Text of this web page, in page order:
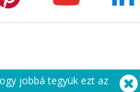
jobbá tegyük ezt az